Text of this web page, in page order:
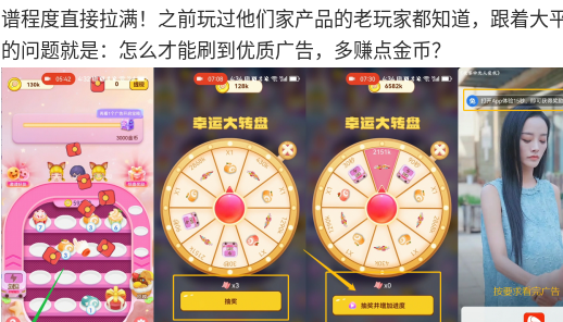
谱程度直接拉满！之前玩过他们家产品的老玩家都知道，跟着大
的问题就是：怎么才能刷到优质广告，多赚点金币？